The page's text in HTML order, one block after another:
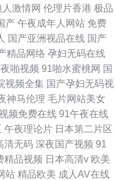
人激情网 伦理片香港 极品
产 午夜成年人网站 免费
国产亚洲视品在线 国产
精品网络 孕妇无码在线
啪视频 91啪水蜜桃网 国
视频全集 国产孕妇无码视
神马伦理 毛片网站美女
频免费在线 91午夜在线
午夜理论片 日本第二片区
清无码 深夜国产视频 91
精品视频 日本高清v 欧美
站 精品欧美 成人AV在线